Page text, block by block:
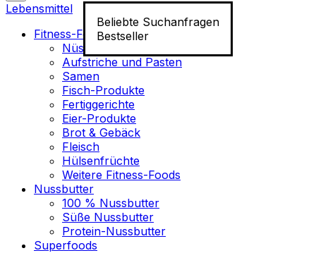
Beliebte Suchanfragen
Bestseller
Lebensmittel
Fitness-Food
Nüsse
Aufstriche und Pasten
Samen
Fisch-Produkte
Fertiggerichte
Eier-Produkte
Brot & Gebäck
Fleisch
Hülsenfrüchte
Weitere Fitness-Foods
Nussbutter
100 % Nussbutter
Süße Nussbutter
Protein-Nussbutter
Superfoods